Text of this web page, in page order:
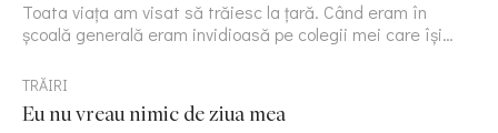
Toata viața am visat să trăiesc la țară. Când eram în
școală generală eram invidioasă pe colegii mei care își…
TRĂIRI
Eu nu vreau nimic de ziua mea